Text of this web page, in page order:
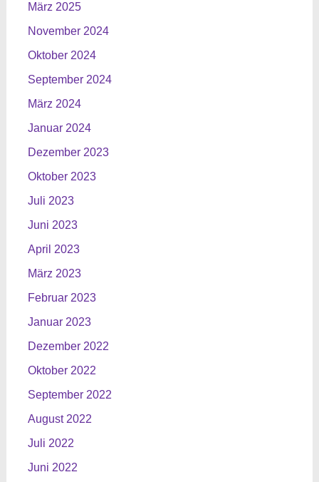
März 2025
November 2024
Oktober 2024
September 2024
März 2024
Januar 2024
Dezember 2023
Oktober 2023
Juli 2023
Juni 2023
April 2023
März 2023
Februar 2023
Januar 2023
Dezember 2022
Oktober 2022
September 2022
August 2022
Juli 2022
Juni 2022